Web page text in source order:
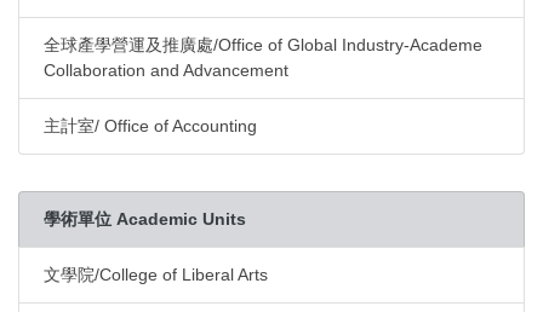
全球產學營運及推廣處/Office of Global Industry-Academe
Collaboration and Advancement
主計室/ Office of Accounting
學術單位 Academic Units
文學院/College of Liberal Arts